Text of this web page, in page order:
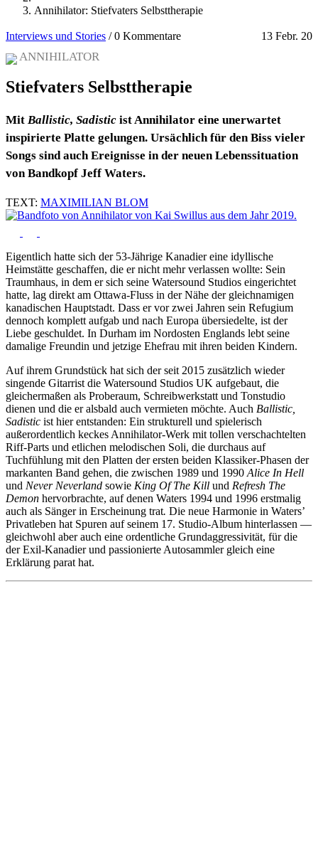
Annihilator: Stiefvaters Selbsttherapie
Interviews und Stories 13 Febr. 20
/0 Kommentare
ANNIHILATOR
Stiefvaters Selbsttherapie
Mit Ballistic, Sadistic ist Annihilator eine unerwartet
inspirierte Platte gelungen. Ursächlich für den Biss vieler
Songs sind auch Ereignisse in der neuen Lebenssituation
von Bandkopf Jeff Waters.
TEXT: MAXIMILIAN BLOM
Eigentlich hatte sich der 53-Jährige Kanadier eine idyllische
Heimstätte geschaffen, die er nicht mehr verlassen wollte: Sein
Traumhaus, in dem er sich seine Watersound Studios eingerichtet
hatte, lag direkt am Ottawa-Fluss in der Nähe der gleichnamigen
kanadischen Hauptstadt. Dass er vor zwei Jahren sein Refugium
dennoch komplett aufgab und nach Europa übersiedelte, ist der
Liebe geschuldet. In Durham im Nordosten Englands lebt seine
damalige Freundin und jetzige Ehefrau mit ihren beiden Kindern.
Auf ihrem Grundstück hat sich der seit 2015 zusätzlich wieder
singende Gitarrist die Watersound Studios UK aufgebaut, die
gleichermaßen als Proberaum, Schreibwerkstatt und Tonstudio
dienen und die er alsbald auch vermieten möchte. Auch Ballistic,
Sadistic ist hier entstanden: Ein strukturell und spielerisch
außerordentlich keckes Annihilator-Werk mit tollen verschachtelten
Riff-Parts und etlichen melodischen Soli, die durchaus auf
Tuchfühlung mit den Platten der ersten beiden Klassiker-Phasen der
markanten Band gehen, die zwischen 1989 und 1990 Alice In Hell
und Never Neverland sowie King Of The Kill und Refresh The
Demon hervorbrachte, auf denen Waters 1994 und 1996 erstmalig
auch als Sänger in Erscheinung trat. Die neue Harmonie in Waters’
Privatleben hat Spuren auf seinem 17. Studio-Album hinterlassen —
gleichwohl aber auch eine ordentliche Grundaggressivität, für die
der Exil-Kanadier und passionierte Autosammler gleich eine
Erklärung parat hat.